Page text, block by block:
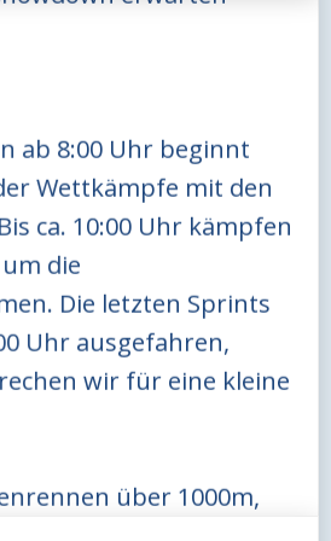
ab 8:00 Uhr beginnt
Wettkämpfe mit den
ca. 10:00 Uhr kämpfen
die
Die letzten Sprints
Uhr ausgefahren,
wir für eine kleine
über 1000m,